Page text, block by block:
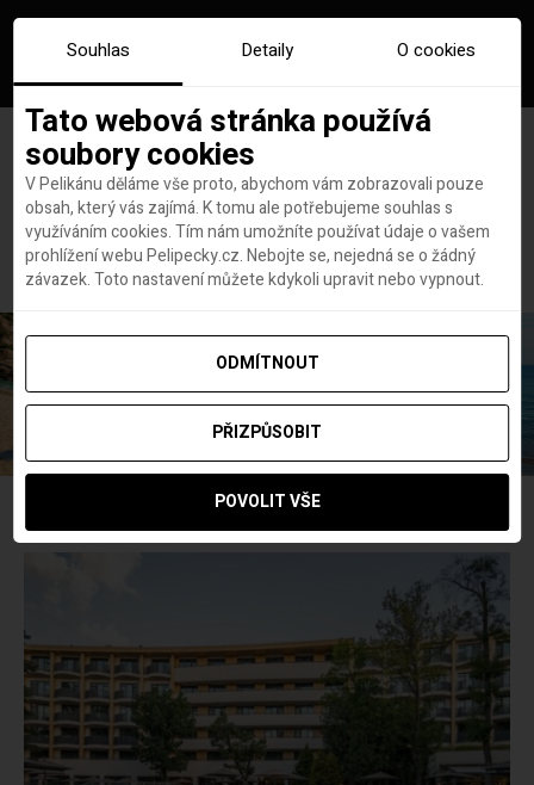
Hlavní stránka bulharsko
Štítek:bulharsko
Souhlas Detaily O cookies
Tato webová stránka používá
soubory cookies
V Pelikánu děláme vše proto, abychom vám zobrazovali pouze
obsah, který vás zajímá. K tomu ale potřebujeme souhlas s
využíváním cookies. Tím nám umožníte používat údaje o vašem
prohlížení webu Pelipecky.cz. Nebojte se, nejedná se o žádný
závazek. Toto nastavení můžete kdykoli upravit nebo vypnout.
ODMÍTNOUT
PŘIZPŮSOBIT
POVOLIT VŠE